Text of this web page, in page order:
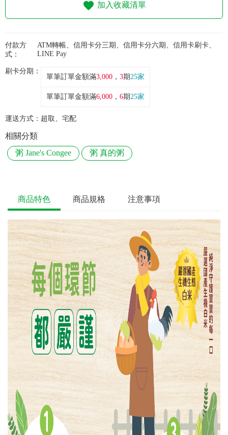
加入收藏清單
付款方
式：
ATM轉帳、信用卡分三期、信用卡分六期、信用卡刷卡、
LINE Pay
刷卡分期：
單筆訂單金額滿3,000 ， 3期25家
單筆訂單金額滿6,000 ， 6期25家
運送方式： 超取、宅配
相關分類
粥 Jane's Congee
粥 真的粥
商品特色 商品規格 注意事項